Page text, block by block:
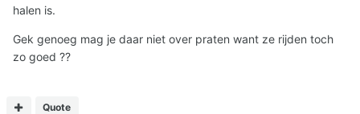
halen is.
Gek genoeg mag je daar niet over praten want ze rijden toch
zo goed ??
Quote